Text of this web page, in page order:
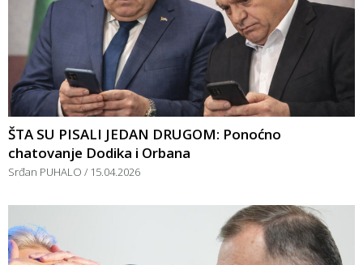
ŠTA SU PISALI JEDAN DRUGOM: Ponoćno
chatovanje Dodika i Orbana
Srđan PUHALO 15.04.2026